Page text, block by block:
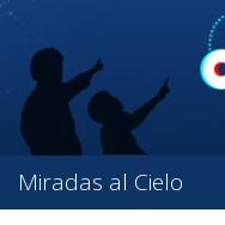
Miradas al Cielo